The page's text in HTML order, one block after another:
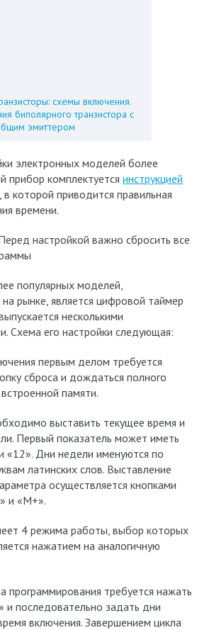
схемы включения.
биполярного транзистора с
эмиттером
электронных моделей более
комплектуется инструкцией
, в которой приводится правильная
времени.
настройкой важно сбросить все
популярных моделей,
рынке, является цифровой таймер
несколькими
Схема его настройки следующая:
первым делом требуется
сброса и дождаться полного
памяти.
выставить текущее время и
Первый показатель может иметь
«12». Дни недели именуются по
латинских слов. Выставление
осуществляется кнопками
и «М+».
4 режима работы, выбор которых
нажатием на аналогичную
программирования требуется нажать
и последовательно задать дни
включения. Завершением цикла